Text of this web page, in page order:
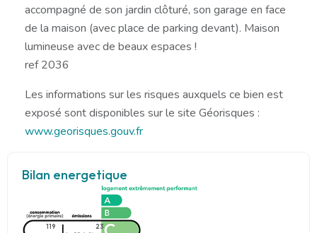
accompagné de son jardin clôturé, son garage en face
de la maison (avec place de parking devant). Maison
lumineuse avec de beaux espaces !
ref 2036
Les informations sur les risques auxquels ce bien est
exposé sont disponibles sur le site Géorisques :
www.georisques.gouv.fr
Bilan energetique
119 23